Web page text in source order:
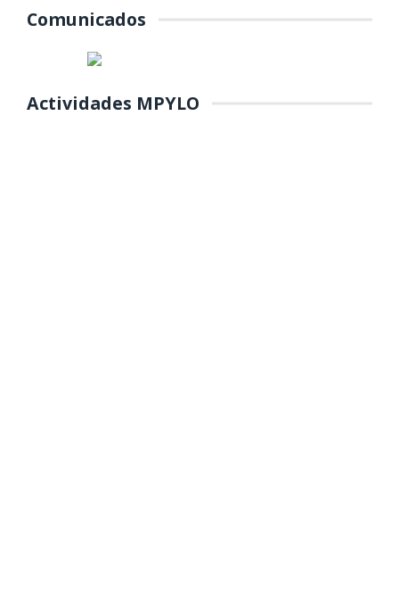
Comunicados
Actividades MPYLO